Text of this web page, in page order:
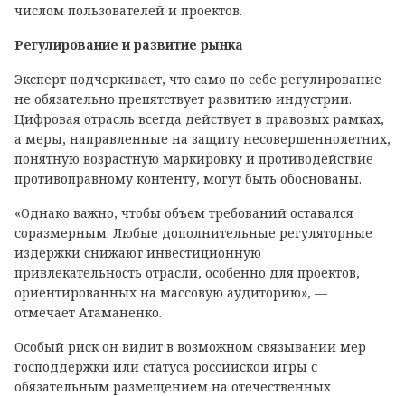
числом пользователей и проектов.
Регулирование и развитие рынка
Эксперт подчеркивает, что само по себе регулирование
не обязательно препятствует развитию индустрии.
Цифровая отрасль всегда действует в правовых рамках,
а меры, направленные на защиту несовершеннолетних,
понятную возрастную маркировку и противодействие
противоправному контенту, могут быть обоснованы.
«Однако важно, чтобы объем требований оставался
соразмерным. Любые дополнительные регуляторные
издержки снижают инвестиционную
привлекательность отрасли, особенно для проектов,
ориентированных на массовую аудиторию», —
отмечает Атаманенко.
Особый риск он видит в возможном связывании мер
господдержки или статуса российской игры с
обязательным размещением на отечественных